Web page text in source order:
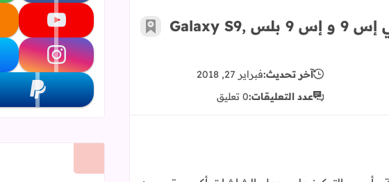
MWC2018: سامسونج تكشف عن هاتفيها جالكسي إس 9 و إس 9 بلس Galaxy S9,
أضف إلى العلامات المرجعية
آخر تحديث:فبراير 27, 2018
عدد التعليقات:0 تعليق
تابعنا على youtube
تابعنا على instagram
تابعنا على paypal